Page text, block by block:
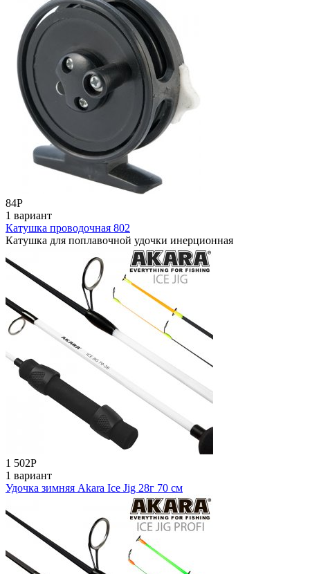
84Р
1 вариант
Катушка проводочная 802
Катушка для поплавочной удочки инерционная
1 502Р
1 вариант
Удочка зимняя Akara Ice Jig 28г 70 см